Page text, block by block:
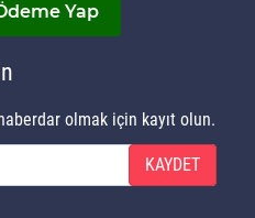
Yap
olmak için kayıt olun.
KAYDET